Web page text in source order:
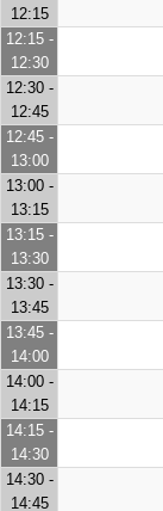
12:15
12:15 -
12:30
12:30 -
12:45
12:45 -
13:00
13:00 -
13:15
13:15 -
13:30
13:30 -
13:45
13:45 -
14:00
14:00 -
14:15
14:15 -
14:30
14:30 -
14:45